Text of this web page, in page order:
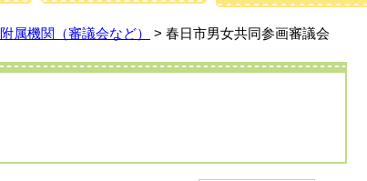
附属機関（審議会など） > 春日市男女共同参画審議会